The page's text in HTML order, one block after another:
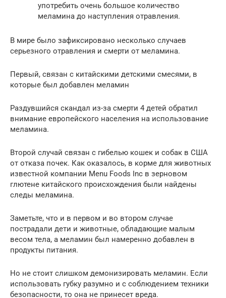
употребить очень большое количество
меламина до наступления отравления.
В мире было зафиксировано несколько случаев
серьезного отравления и смерти от меламина.
Первый, связан с китайскими детскими смесями, в
которые был добавлен меламин
Раздувшийся скандал из-за смерти 4 детей обратил
внимание европейского населения на использование
меламина.
Второй случай связан с гибелью кошек и собак в США
от отказа почек. Как оказалось, в корме для животных
известной компании Menu Foods Inc в зерновом
глютене китайского происхождения были найдены
следы меламина.
Заметьте, что и в первом и во втором случае
пострадали дети и животные, обладающие малым
весом тела, а меламин был намеренно добавлен в
продукты питания.
Но не стоит слишком демонизировать меламин. Если
использовать губку разумно и с соблюдением техники
безопасности, то она не принесет вреда.